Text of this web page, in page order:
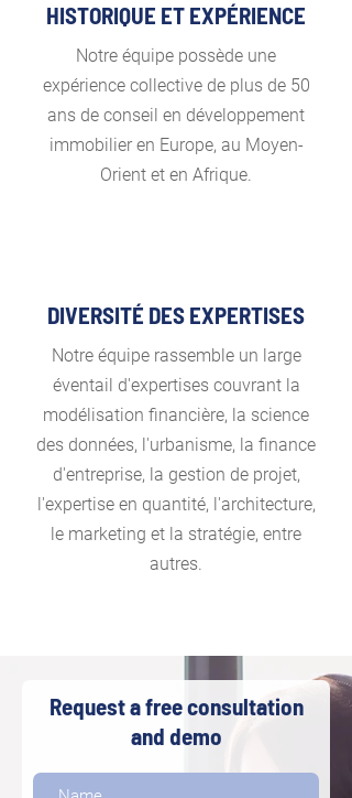
HISTORIQUE ET EXPÉRIENCE
Notre équipe possède une
expérience collective de plus de 50
ans de conseil en développement
immobilier en Europe, au Moyen-
Orient et en Afrique.
DIVERSITÉ DES EXPERTISES
Notre équipe rassemble un large
éventail d'expertises couvrant la
modélisation financière, la science
des données, l'urbanisme, la finance
d'entreprise, la gestion de projet,
l'expertise en quantité, l'architecture,
le marketing et la stratégie, entre
autres.
Request a free consultation
and demo